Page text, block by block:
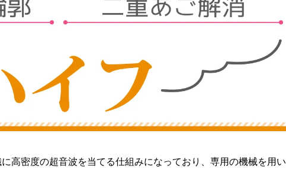
高密度の超音波を当てる仕組みになっており、専用の機械を用い